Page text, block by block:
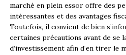
marché en plein essor offre des
intéressantes et des avantages
Toutefois, il convient de bien
certaines précautions avant de se
d’investissement afin d’en tirer le